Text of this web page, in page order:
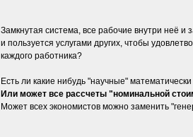
Замкнутая система, все рабочие внутри неё и
и пользуется услугами других, чтобы
каждого работника?
Есть ли какие нибудь "научные"
Или может все рассчеты "номинальной
Может всех экономистов можно заменить